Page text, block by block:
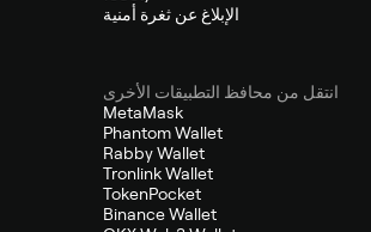
الإبلاغ عن ثغرة أمنية
انتقل من محافظ التطبيقات الأخرى
MetaMask
Phantom Wallet
Rabby Wallet
Tronlink Wallet
TokenPocket
Binance Wallet